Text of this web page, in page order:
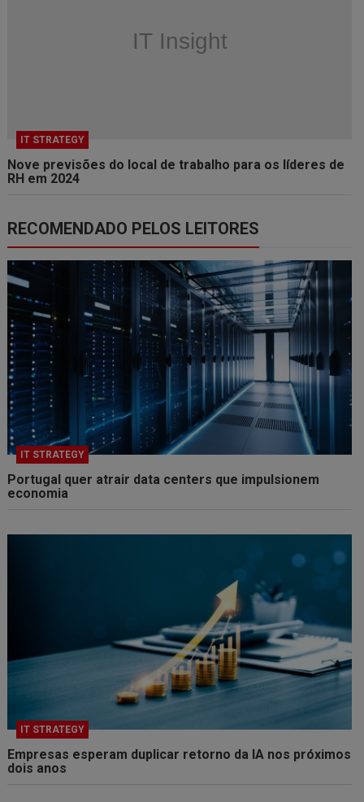
IT STRATEGY
Nove previsões do local de trabalho para os líderes de
RH em 2024
RECOMENDADO PELOS LEITORES
IT STRATEGY
Portugal quer atrair data centers que impulsionem
economia
IT STRATEGY
Empresas esperam duplicar retorno da IA nos próximos
dois anos